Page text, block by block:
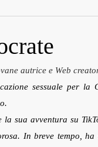
autrice e Web
sessuale per la
la sua avventura su
In breve tempo,